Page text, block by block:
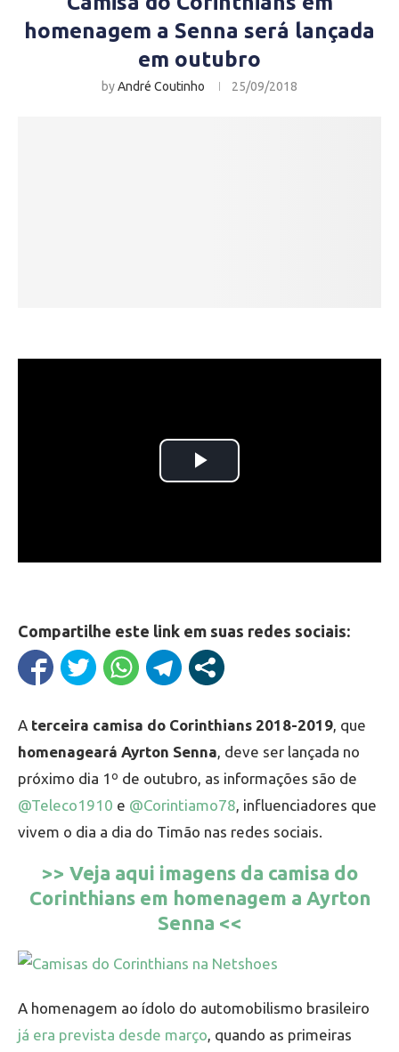
homenagem a Senna será lançada
em outubro
byAndré Coutinho 25/09/2018
Compartilhe este link em suas redes sociais:
A terceira camisa do Corinthians 2018-2019, que
homenageará Ayrton Senna, deve ser lançada no
próximo dia 1º de outubro, as informações são de
@Teleco1910 e @Corintiamo78, influenciadores que
vivem o dia a dia do Timão nas redes sociais.
>> Veja aqui imagens da camisa do
Corinthians em homenagem a Ayrton
Senna <<
A homenagem ao ídolo do automobilismo brasileiro
já era prevista desde março, quando as primeiras